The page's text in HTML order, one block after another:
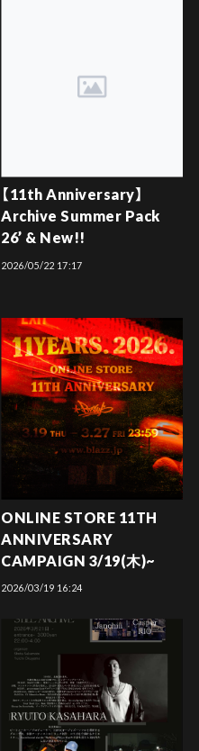
【11th Anniversary】
Archive Summer Pack
26’ & New!!
2026/05/22 17:17
ONLINE STORE 11TH
ANNIVERSARY
CAMPAIGN 3/19(木)~
2026/03/19 16:24